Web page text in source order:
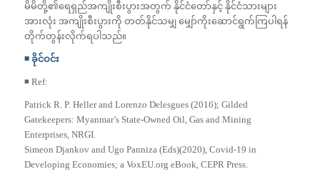
မိမိတို့၏ရေရှည်အကျိုးစီးပွားအတွက် နိုင်ငံတော်နှင့် နိုင်ငံသားများ
အားလုံး အကျိုးစီးပွားကို တတ်နိုင်သမျှ မျှော်ကိုးဆောင်ရွက်ကြပါရန်
တိုက်တွန်းလိုက်ရပါသည်။
◾️ ခိုင်ဝင်း
◾️ Ref:
Patrick R. P. Heller and Lorenzo Delesgues (2016); Gilded
Gatekeepers: Myanmar’s State-Owned Oil, Gas and Mining
Enterprises, NRGI.
Simeon Djankov and Ugo Panniza (Eds)(2020), Covid-19 in
Developing Economies; a VoxEU.org eBook, CEPR Press.